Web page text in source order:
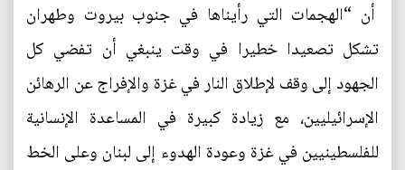
أن “الهجمات التي رأيناها في جنوب بيروت وطهران
تشكل تصعيدا خطيرا في وقت ينبغي أن تفضي كل
الجهود إلى وقف لإطلاق النار في غزة والإفراج عن الرهائن
الإسرائيليين، مع زيادة كبيرة في المساعدة الإنسانية
للفلسطينيين في غزة وعودة الهدوء إلى لبنان وعلى الخط